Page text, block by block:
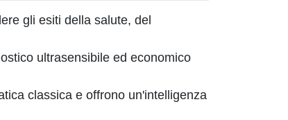
gli esiti della salute, del
ultrasensibile ed economico
classica e offrono un'intelligenza